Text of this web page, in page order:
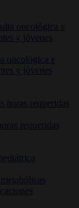
oncológica e
y jóvenes
requeridas